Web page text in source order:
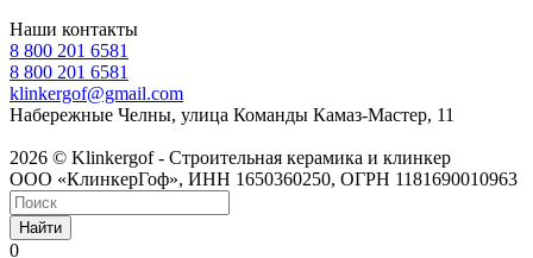
Наши контакты
8 800 201 6581
8 800 201 6581
klinkergof@gmail.com
Набережные Челны, улица Команды Камаз-Мастер, 11
2026 © Klinkergof - Строительная керамика и клинкер
ООО «КлинкерГоф», ИНН 1650360250, ОГРН 1181690010963
Найти
0